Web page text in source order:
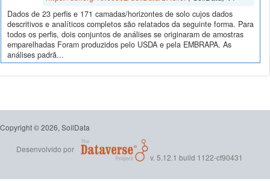
Dados de 23 perfis e 171 camadas/horizontes de solo cujos dados
descritivos e analíticos completos são relatados da seguinte forma. Para
todos os perfis, dois conjuntos de análises se originaram de amostras
emparelhadas Foram produzidos pelo USDA e pela EMBRAPA. As
análises padrã...
Copyright © 2026, SoilData
Desenvolvido por
v. 5.12.1 build 1122-cf90431